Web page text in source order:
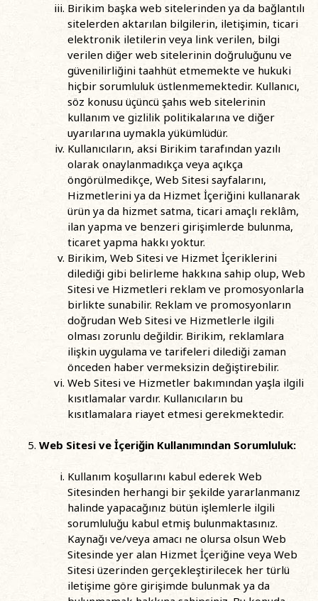
Birikim başka web sitelerinden ya da bağlantılı
sitelerden aktarılan bilgilerin, iletişimin, ticari
elektronik iletilerin veya link verilen, bilgi
verilen diğer web sitelerinin doğruluğunu ve
güvenilirliğini taahhüt etmemekte ve hukuki
hiçbir sorumluluk üstlenmemektedir. Kullanıcı,
söz konusu üçüncü şahıs web sitelerinin
kullanım ve gizlilik politikalarına ve diğer
uyarılarına uymakla yükümlüdür.
Kullanıcıların, aksi Birikim tarafından yazılı
olarak onaylanmadıkça veya açıkça
öngörülmedikçe, Web Sitesi sayfalarını,
Hizmetlerini ya da Hizmet İçeriğini kullanarak
ürün ya da hizmet satma, ticari amaçlı reklâm,
ilan yapma ve benzeri girişimlerde bulunma,
ticaret yapma hakkı yoktur.
Birikim, Web Sitesi ve Hizmet İçeriklerini
dilediği gibi belirleme hakkına sahip olup, Web
Sitesi ve Hizmetleri reklam ve promosyonlarla
birlikte sunabilir. Reklam ve promosyonların
doğrudan Web Sitesi ve Hizmetlerle ilgili
olması zorunlu değildir. Birikim, reklamlara
ilişkin uygulama ve tarifeleri dilediği zaman
önceden haber vermeksizin değiştirebilir.
Web Sitesi ve Hizmetler bakımından yaşla ilgili
kısıtlamalar vardır. Kullanıcıların bu
kısıtlamalara riayet etmesi gerekmektedir.
Web Sitesi ve İçeriğin Kullanımından Sorumluluk:
Kullanım koşullarını kabul ederek Web
Sitesinden herhangi bir şekilde yararlanmanız
halinde yapacağınız bütün işlemlerle ilgili
sorumluluğu kabul etmiş bulunmaktasınız.
Kaynağı ve/veya amacı ne olursa olsun Web
Sitesinde yer alan Hizmet İçeriğine veya Web
Sitesi üzerinden gerçekleştirilecek her türlü
iletişime göre girişimde bulunmak ya da